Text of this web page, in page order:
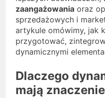
zaangażowania oraz
sprzedażowych i
artykule omówimy, jak
przygotować,
dynamicznymi
Dlaczego
mają